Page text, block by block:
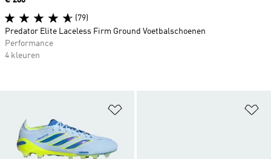
(79)
Predator Elite Laceless Firm Ground Voetbalschoenen
Performance
4 kleuren